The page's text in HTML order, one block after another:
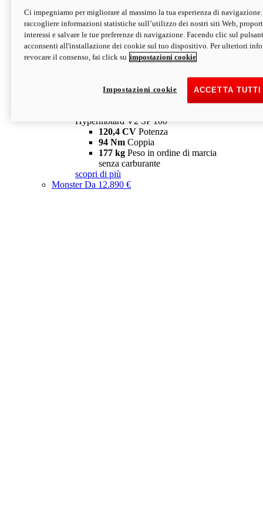
Hypermotard V2 SP
120,4 CVPotenza
94 NmCoppia
177 kgPeso in ordine di marcia
senza carburante
Depotenziata 35 kW: 18.890 € i
configura scopri di più
Hypermotard V2 SP 100
120,4 CV Potenza
94 Nm Coppia
177 kg Peso in ordine di marcia
senza carburante
scopri di più
MonsterDa 12.890 €
Ci impegniamo per migliorare al massimo la tua esperienza di
raccogliere informazioni statistiche sull’utilizzo dei nostri siti Web,
interessi e salvare le tue preferenze di navigazione. Facendo clic sul
acconsenti all'installazione dei cookie sul tuo dispositivo. Per ulteriori
revocare il consenso, fai click su impostazioni cookie
ACCETTA
Impostazioni cookie